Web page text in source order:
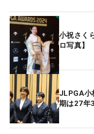
を盛り上げた。
今年から名称が変わ
機一転の大会には、
億円（優勝賞金1800
小祝さく
ロ写真】
JLPGA
期は27年